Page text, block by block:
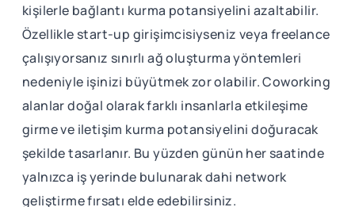
kişilerle bağlantı kurma potansiyelini azaltabilir.
Özellikle start-up girişimcisiyseniz veya freelance
çalışıyorsanız sınırlı ağ oluşturma yöntemleri
nedeniyle işinizi büyütmek zor olabilir. Coworking
alanlar doğal olarak farklı insanlarla etkileşime
girme ve iletişim kurma potansiyelini doğuracak
şekilde tasarlanır. Bu yüzden günün her saatinde
yalnızca iş yerinde bulunarak dahi network
geliştirme fırsatı elde edebilirsiniz.